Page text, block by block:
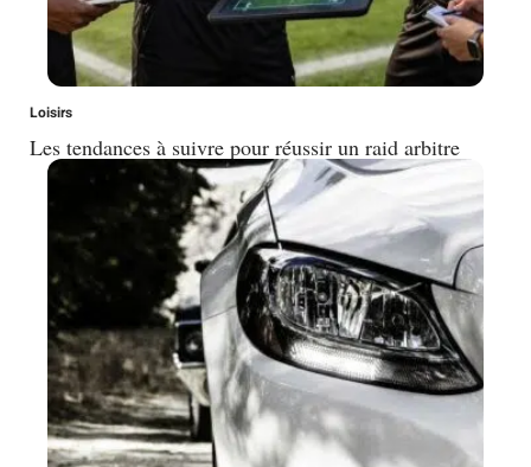
Loisirs
Les tendances à suivre pour réussir un raid arbitre